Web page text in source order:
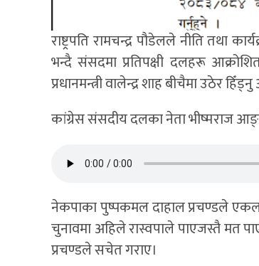
राष्ट्रपति रामचन्द्र पौडेलले नीति तथा
भन्दै संसदमा प्रतिपक्षी दलहरू
प्रधानमन्त्री वालेन्द्र शाह बीचैमा उठेर
कांग्रेस संसदीय दलका नेता भीष्मराज
नेकपाका पुष्पकमल दाहाल प्रचण्डले
चुनावमा अहिले रास्वपाले पाएजस्तै मत
प्रचण्डले सचेत गराए।